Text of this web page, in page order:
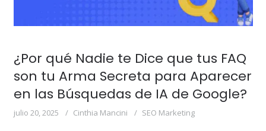
¿Por qué Nadie te Dice que tus FAQ
son tu Arma Secreta para Aparecer
en las Búsquedas de IA de Google?
julio 20, 2025 Cinthia Mancini SEO Marketing